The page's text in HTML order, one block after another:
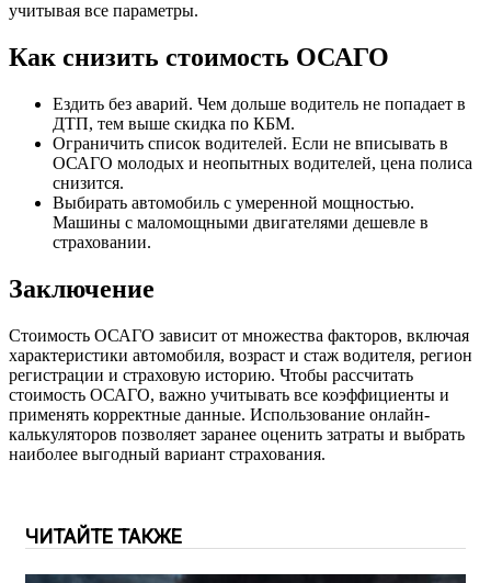
учитывая все параметры.
Как снизить стоимость ОСАГО
Ездить без аварий. Чем дольше водитель не попадает в
ДТП, тем выше скидка по КБМ.
Ограничить список водителей. Если не вписывать в
ОСАГО молодых и неопытных водителей, цена полиса
снизится.
Выбирать автомобиль с умеренной мощностью.
Машины с маломощными двигателями дешевле в
страховании.
Заключение
Стоимость ОСАГО зависит от множества факторов, включая
характеристики автомобиля, возраст и стаж водителя, регион
регистрации и страховую историю. Чтобы рассчитать
стоимость ОСАГО, важно учитывать все коэффициенты и
применять корректные данные. Использование онлайн-
калькуляторов позволяет заранее оценить затраты и выбрать
наиболее выгодный вариант страхования.
ЧИТАЙТЕ ТАКЖЕ